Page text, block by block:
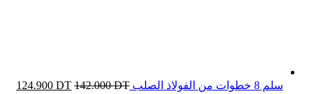
سلم 8 خطوات من الفولاذ الصلب 142.000DT
124.900 DT